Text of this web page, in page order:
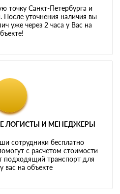
точку Санкт-Петербурга и
После уточнения наличия вы
уже через 2 часа у Вас на
ЛОГИСТЫ И МЕНЕДЖЕРЫ
сотрудники бесплатно
с расчетом стоимости
подходящий транспорт для
вас на объекте